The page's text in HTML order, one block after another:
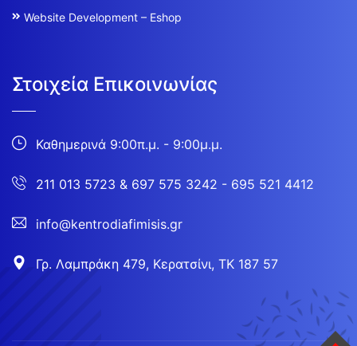
Website Development – Eshop
Στοιχεία Επικοινωνίας
Καθημερινά 9:00π.μ. - 9:00μ.μ.
211 013 5723 & 697 575 3242 - 695 521 4412
info@kentrodiafimisis.gr
Γρ. Λαμπράκη 479, Κερατσίνι, ΤΚ 187 57